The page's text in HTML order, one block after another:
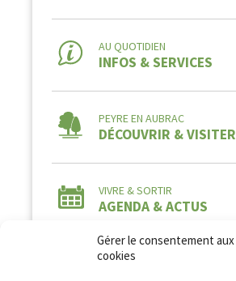
Gérer le consentement aux
cookies
AU QUOTIDIEN
INFOS & SERVICES
PEYRE EN AUBRAC
DÉCOUVRIR & VISITER
VIVRE & SORTIR
AGENDA & ACTUS